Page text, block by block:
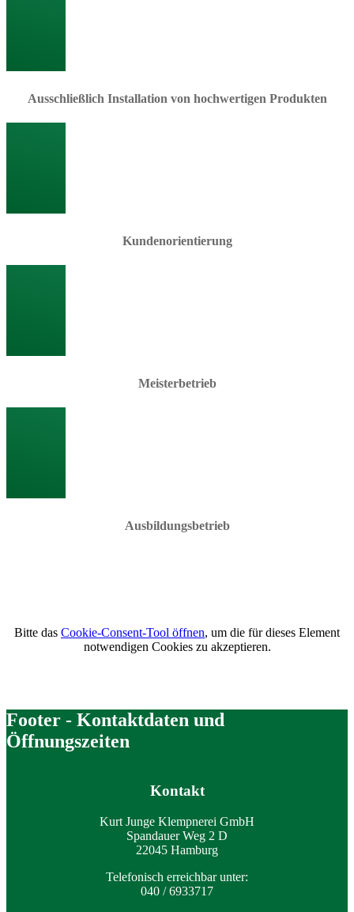
Ausschließlich Installation von hochwertigen Produkten
Kundenorientierung
Meisterbetrieb
Ausbildungsbetrieb
Bitte das Cookie-Consent-Tool öffnen, um die für dieses Element
notwendigen Cookies zu akzeptieren.
Footer - Kontaktdaten und
Öffnungszeiten
Kontakt
Kurt Junge Klempnerei GmbH
Spandauer Weg 2 D
22045 Hamburg
Telefonisch erreichbar unter:
040 / 6933717